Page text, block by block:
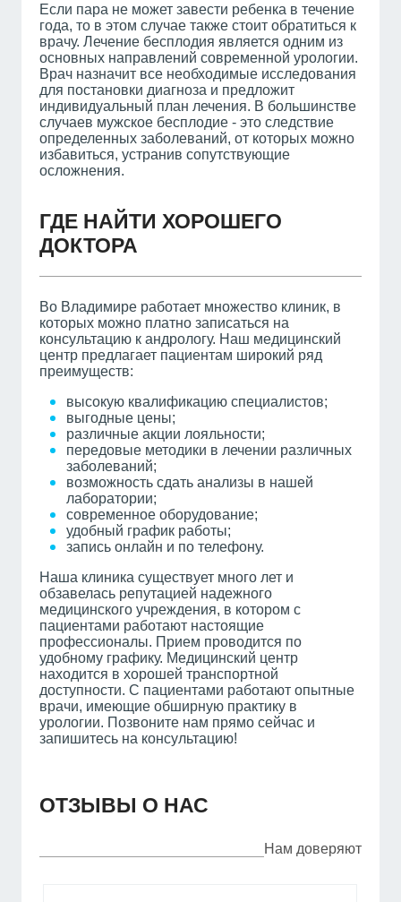
Если пара не может завести ребенка в течение
года, то в этом случае также стоит обратиться к
врачу. Лечение бесплодия является одним из
основных направлений современной урологии.
Врач назначит все необходимые исследования
для постановки диагноза и предложит
индивидуальный план лечения. В большинстве
случаев мужское бесплодие - это следствие
определенных заболеваний, от которых можно
избавиться, устранив сопутствующие
осложнения.
ГДЕ НАЙТИ ХОРОШЕГО
ДОКТОРА
Во Владимире работает множество клиник, в
которых можно платно записаться на
консультацию к андрологу. Наш медицинский
центр предлагает пациентам широкий ряд
преимуществ:
высокую квалификацию специалистов;
выгодные цены;
различные акции лояльности;
передовые методики в лечении различных
заболеваний;
возможность сдать анализы в нашей
лаборатории;
современное оборудование;
удобный график работы;
запись онлайн и по телефону.
Наша клиника существует много лет и
обзавелась репутацией надежного
медицинского учреждения, в котором с
пациентами работают настоящие
профессионалы. Прием проводится по
удобному графику. Медицинский центр
находится в хорошей транспортной
доступности. С пациентами работают опытные
врачи, имеющие обширную практику в
урологии. Позвоните нам прямо сейчас и
запишитесь на консультацию!
ОТЗЫВЫ О НАС
Нам доверяют